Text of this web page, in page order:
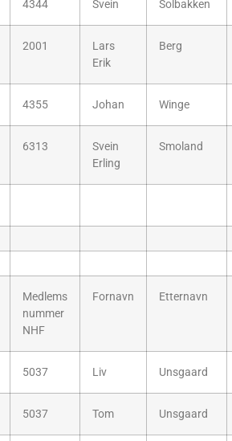
4344 Svein Solbakken
2001
Lars
Erik
Berg
4355 Johan Winge
6313
Svein
Erling
Smoland
Medlems
nummer
NHF
Fornavn Etternavn
5037 Liv Unsgaard
5037 Tom Unsgaard